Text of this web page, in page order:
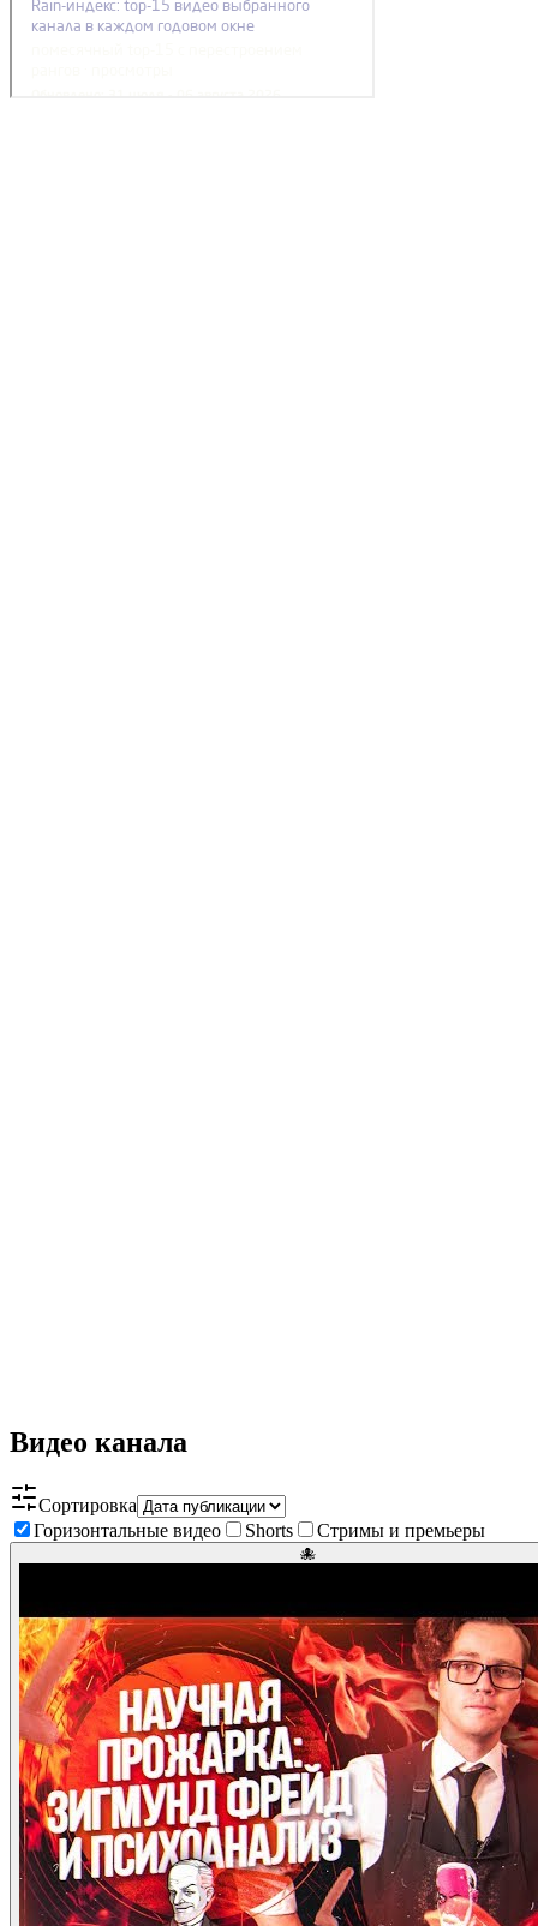
Видео канала
Сортировка
Горизонтальные видео
Shorts Стримы и премьеры
🐙